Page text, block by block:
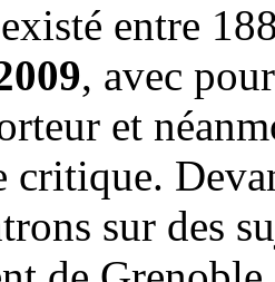
entre
, avec
et
critique.
sur des